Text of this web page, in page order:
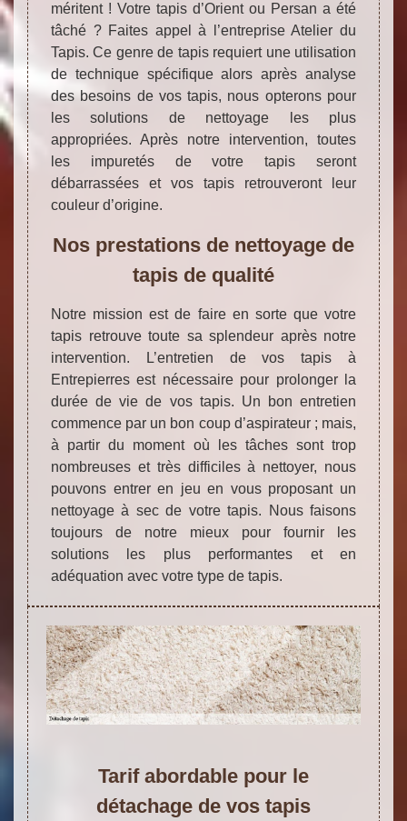
méritent ! Votre tapis d’Orient ou Persan a été
tâché ? Faites appel à l’entreprise Atelier du
Tapis. Ce genre de tapis requiert une utilisation
de technique spécifique alors après analyse
des besoins de vos tapis, nous opterons pour
les solutions de nettoyage les plus
appropriées. Après notre intervention, toutes
les impuretés de votre tapis seront
débarrassées et vos tapis retrouveront leur
couleur d’origine.
Nos prestations de nettoyage de
tapis de qualité
Notre mission est de faire en sorte que votre
tapis retrouve toute sa splendeur après notre
intervention. L’entretien de vos tapis à
Entrepierres est nécessaire pour prolonger la
durée de vie de vos tapis. Un bon entretien
commence par un bon coup d’aspirateur ; mais,
à partir du moment où les tâches sont trop
nombreuses et très difficiles à nettoyer, nous
pouvons entrer en jeu en vous proposant un
nettoyage à sec de votre tapis. Nous faisons
toujours de notre mieux pour fournir les
solutions les plus performantes et en
adéquation avec votre type de tapis.
Tarif abordable pour le
détachage de vos tapis